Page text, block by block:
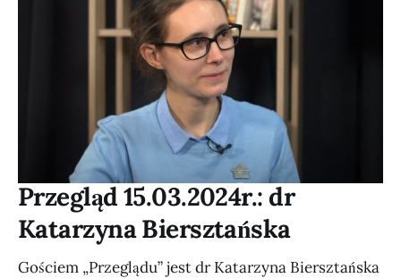
Przegląd 15.03.2024r.: dr
Katarzyna Biersztańska
Gościem „Przeglądu” jest dr Katarzyna Biersztańska